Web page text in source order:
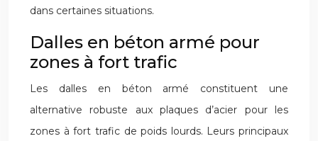
dans certaines situations.
Dalles en béton armé pour
zones à fort trafic
Les dalles en béton armé constituent une
alternative robuste aux plaques d’acier pour les
zones à fort trafic de poids lourds. Leurs principaux